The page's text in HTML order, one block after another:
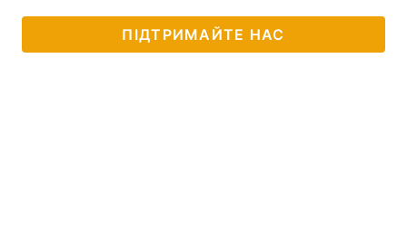
ПІДТРИМАЙТЕ НАС